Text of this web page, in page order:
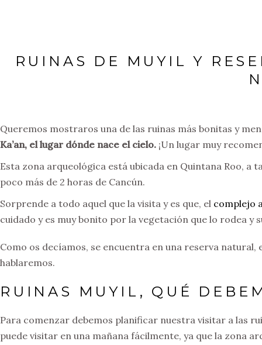
RUINAS DE MUYIL Y
Queremos mostraros una de las ruinas más bonitas y
Ka’an, el lugar dónde nace el cielo. ¡Un lugar muy
Esta zona arqueológica está ubicada en Quintana Roo,
poco más de 2 horas de Cancún.
Sorprende a todo aquel que la visita y es que, el complejo
cuidado y es muy bonito por la vegetación que lo rodea y
Como os decíamos, se encuentra en una reserva natural,
hablaremos.
RUINAS MUYIL, QUÉ
Para comenzar debemos planificar nuestra visitar a las
puede visitar en una mañana fácilmente, ya que la zona